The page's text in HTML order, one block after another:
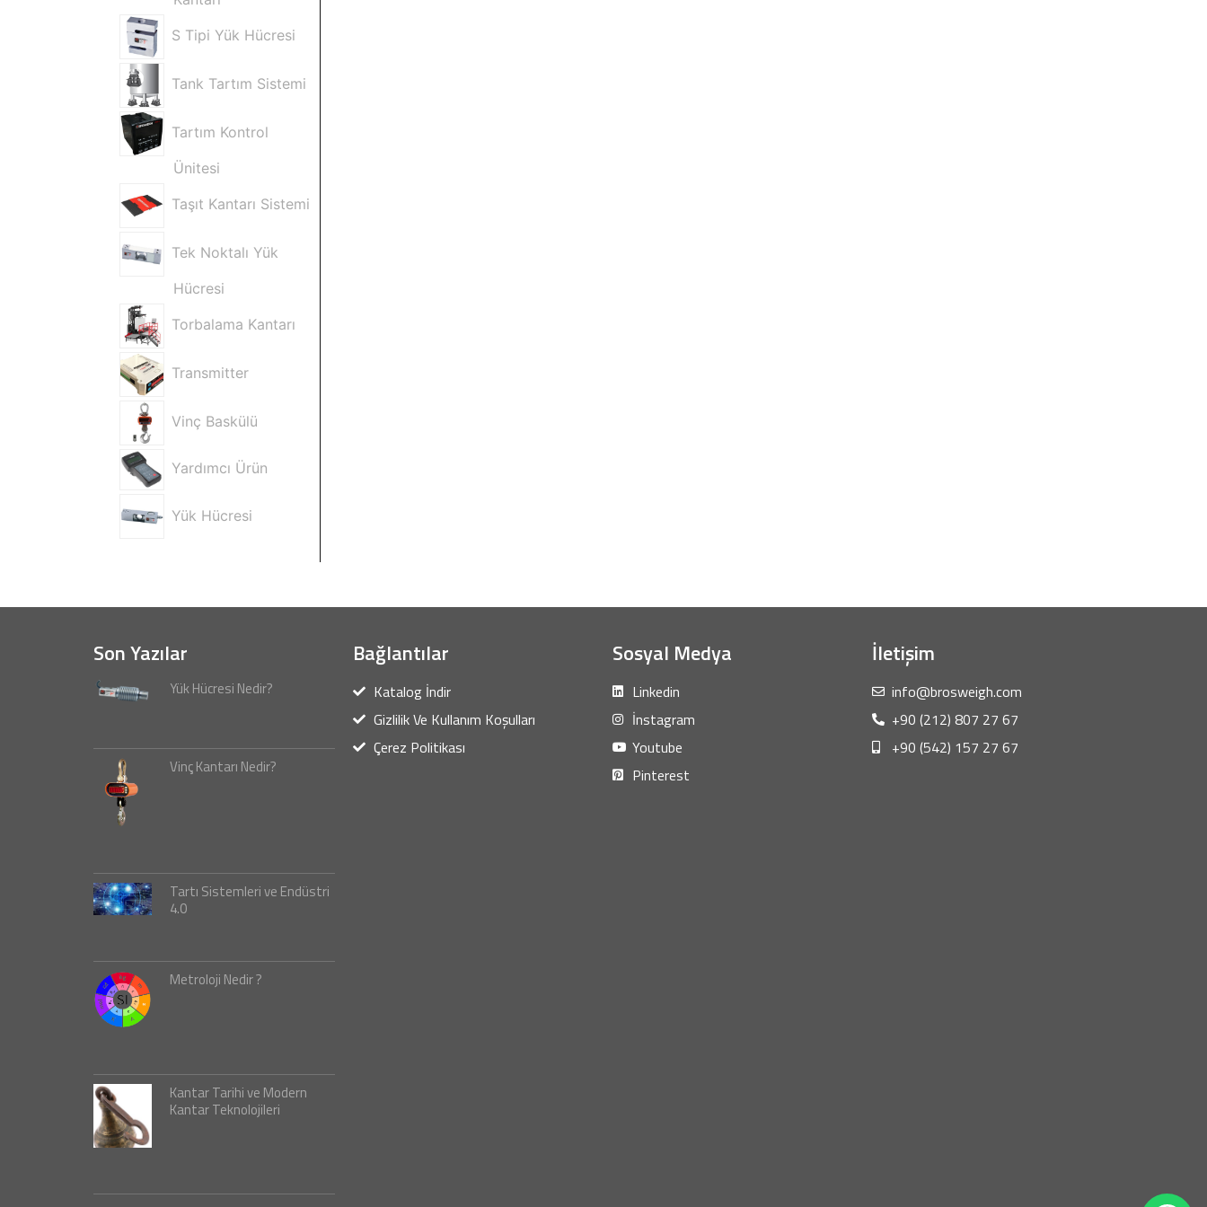
S Tipi Yük Hücresi
Tank Tartım Sistemi
Tartım Kontrol
Ünitesi
Taşıt Kantarı Sistemi
Tek Noktalı Yük
Hücresi
Torbalama Kantarı
Transmitter
Vinç Baskülü
Yardımcı Ürün
Yük Hücresi
Son Yazılar
Yük Hücresi Nedir?
Vinç Kantarı Nedir?
Tartı Sistemleri ve Endüstri
4.0
Metroloji Nedir ?
Kantar Tarihi ve Modern
Kantar Teknolojileri
Bağlantılar
Katalog İndir
Gizlilik Ve Kullanım Koşulları
Çerez Politikası
Sosyal Medya
Linkedin
İnstagram
Youtube
Pinterest
İletişim
info@brosweigh.com
+90 (212) 807 27 67
+90 (542) 157 27 67